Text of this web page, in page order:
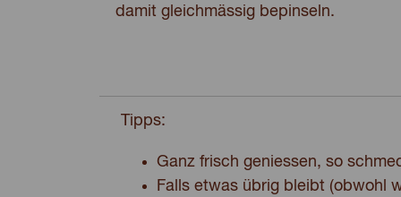
damit gleichmässig bepinseln.
Tipps:
Ganz frisch geniessen, so
Falls etwas übrig bleibt (obwohl